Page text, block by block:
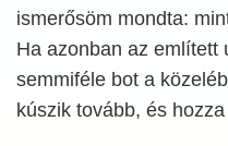
ismerősöm mondta:
Ha azonban az említett
semmiféle bot a
kúszik tovább, és